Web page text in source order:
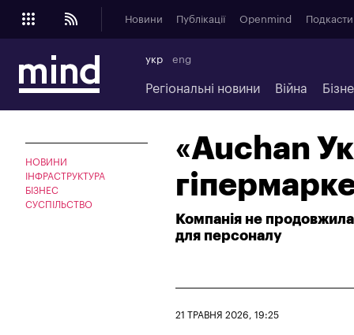
Новини Публікації Openmind Подкасти
укр eng
Регіональні новини Війна
НОВИНИ
ІНФРАСТРУКТУРА
БІЗНЕС
СУСПІЛЬСТВО
«Auchan
Компанія не
для персоналу
21 ТРАВНЯ 2026, 19:25